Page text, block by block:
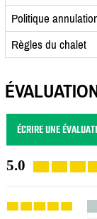
Politique
Règles du chalet
ÉCRIRE UNE
5.0